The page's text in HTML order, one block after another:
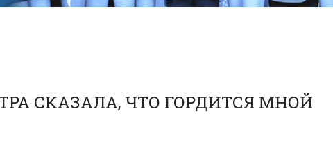
СКАЗАЛА, ЧТО ГОРДИТСЯ МНОЙ